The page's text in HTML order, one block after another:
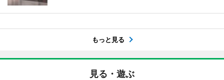
もっと見る
見る・遊ぶ